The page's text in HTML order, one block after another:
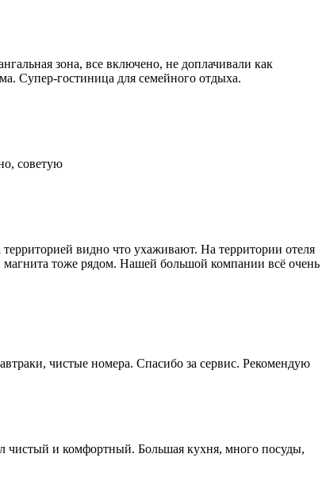
зона, все включено, не доплачивали как
Супер-гостиница для семейного отдыха.
советую
видно что ухаживают. На территории отеля
тоже рядом. Нашей большой компании всё очень
чистые номера. Спасибо за сервис. Рекомендую
чистый и комфортный. Большая кухня, много посуды,